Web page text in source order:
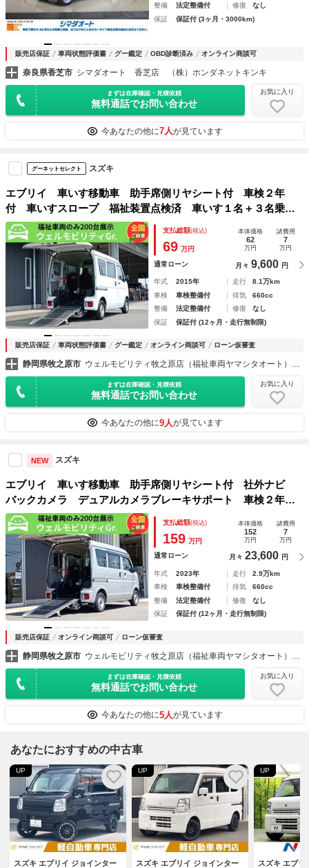
整備
法定整備付 修復
なし
保証
保証付 (3ヶ月・3000km)
販売店保証 車両状態評価書 グー鑑定 OBD診断済み オンライン商談可
奈良県香芝市 シマダオート 香芝店 （株）ホンダネットキンキ
まずは在庫確認・見積依頼
無料通話でお問い合わせ
お気に入り
今あなたの他に7人が見ています
グーネットセレクト スズキ
エブリイ 車いす移動車 助手席側リヤシート付 車検２年
付 車いすスロープ 福祉装置点検済 車いす１名＋３名乗
車 リモコン式電動ウィンチ キーレス 全国対応１年保証付
き 修復歴無し 福祉車両
支払総額(税込)
69 万円
本体価格
62
万円
諸費用
7
万円
通常ローン 月々 9,600 円
年式 2015年 走行
8.1万km
車検
車検整備付 排気
660cc
整備
法定整備付 修復
なし
保証
保証付 (12ヶ月・走行無制限)
販売店保証 車両状態評価書 グー鑑定 オンライン商談可 ローン仮審査
静岡県牧之原市 ウェルモビリティ牧之原店（福祉車両ヤマシタオート）福祉車両・介護車両の大型展示場
まずは在庫確認・見積依頼
無料通話でお問い合わせ
お気に入り
今あなたの他に9人が見ています
NEW スズキ
エブリイ 車いす移動車 助手席側リヤシート付 社外ナビ
バックカメラ デュアルカメラブレーキサポート 車検２年
付 車いすスロープ 福祉装置点検済 車いす１名＋３名乗
車 リモコン式電動ウィンチ キーレス 全国対応１年保証付
き 修復歴無し 福祉車両
支払総額(税込)
159 万円
本体価格
152
万円
諸費用
7
万円
通常ローン 月々 23,600 円
年式 2023年 走行
2.9万km
車検
車検整備付 排気
660cc
整備
法定整備付 修復
なし
保証
保証付 (12ヶ月・走行無制限)
販売店保証 オンライン商談可 ローン仮審査
静岡県牧之原市 ウェルモビリティ牧之原店（福祉車両ヤマシタオート）福祉車両・介護車両の大型展示場
まずは在庫確認・見積依頼
無料通話でお問い合わせ
お気に入り
今あなたの他に5人が見ています
あなたにおすすめの中古車
UP
スズキ エブリイ ジョインター
UP
スズキ エブリイ ジョインター
UP
スズキ エブリ